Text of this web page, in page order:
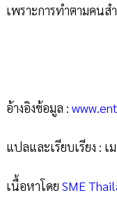
เพราะการทำตามคนส
อ้างอิงข้อมูล :
แปลและเรียบเรียง : เ
เนื้อหาโดย SME